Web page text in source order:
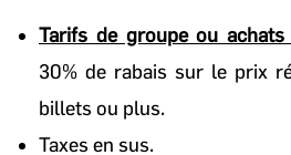
Tarifs de groupe ou
30% de rabais sur le prix
billets ou plus.
Taxes en sus.